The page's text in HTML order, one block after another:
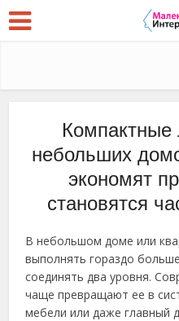
Компактные
небольших
экономят
становятся
В небольшом доме или
выполнять гораздо
соединять два уровня.
чаще превращают ее в
мебели или даже главный